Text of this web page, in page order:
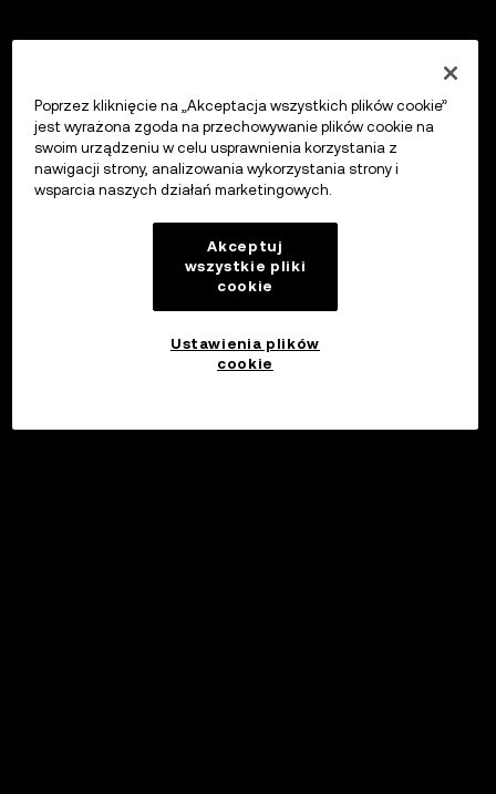
Poprzez kliknięcie na „Akceptacja wszystkich plików cookie”
jest wyrażona zgoda na przechowywanie plików cookie na
swoim urządzeniu w celu usprawnienia korzystania z
nawigacji strony, analizowania wykorzystania strony i
wsparcia naszych działań marketingowych.
Akceptuj
wszystkie pliki
cookie
Ustawienia plików
cookie